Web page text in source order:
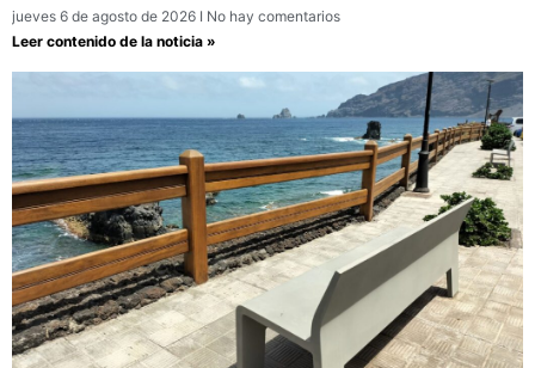
jueves 6 de agosto de 2026
No hay comentarios
Leer contenido de la noticia »